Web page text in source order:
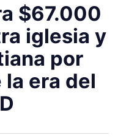
$67.000
iglesia y
por
era del